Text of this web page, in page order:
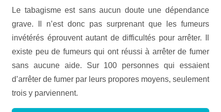
Le tabagisme est sans aucun doute une dépendance
grave. Il n’est donc pas surprenant que les fumeurs
invétérés éprouvent autant de difficultés pour arrêter. Il
existe peu de fumeurs qui ont réussi à arrêter de fumer
sans aucune aide. Sur 100 personnes qui essaient
d’arrêter de fumer par leurs propores moyens, seulement
trois y parviennent.